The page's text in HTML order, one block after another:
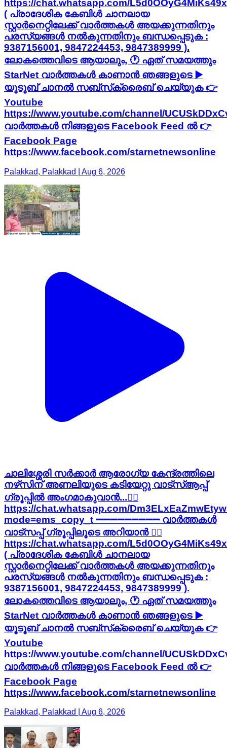
https://chat.whatsapp.com/
( പ്രാദേശിക കേബിൾ ചാനലായ
സ്റ്റാർനെറ്റിലേക്ക് വാർത്തകൾ അയക്കുന്നതിനും
പരസ്യങ്ങൾ നൽകുന്നതിനും ബന്ധപ്പെടുക :
9387156001, 9847224453, 9847389999 ).
ലോകത്തെവിടെ ആയാലും, 🕐 ഏത് സമയത്തും
StarNet വാർത്തകൾ കാണാൻ ഞങ്ങളുടെ ▶
യൂടൂബ് ചാനൽ സബ്‌സ്‌ക്രൈബ് ചെയ്യുക 👉
Youtube
https://www.youtube.com/channel/
വാർത്തകൾ നിങ്ങളുടെ Facebook Feed ൽ 👉
Facebook Page
https://www.facebook.com/starnetnewsonline
Palakkad, Palakkad | Aug 6, 2026
ചാലിശ്ശേരി സർക്കാർ ആരോഗ്യ കേന്ദ്രത്തിലെ
നഴ്‌സിന് അണലിയുടെ കടിയേറ്റു വാട്‌സ്ആപ്പ്
ഗ്രൂപ്പില്‍ അംഗമാകുവാന്‍...👇🏻
https://chat.whatsapp.com/
mode=ems_copy_t ➖➖➖➖➖➖➖➖➖ വാർത്തകൾ
വാട്സപ്പ് ഗ്രൂപ്പിലൂടെ അറിയാൻ 👇🏻
https://chat.whatsapp.com/
( പ്രാദേശിക കേബിൾ ചാനലായ
സ്റ്റാർനെറ്റിലേക്ക് വാർത്തകൾ അയക്കുന്നതിനും
പരസ്യങ്ങൾ നൽകുന്നതിനും ബന്ധപ്പെടുക :
9387156001, 9847224453, 9847389999 ).
ലോകത്തെവിടെ ആയാലും, 🕐 ഏത് സമയത്തും
StarNet വാർത്തകൾ കാണാൻ ഞങ്ങളുടെ ▶
യൂടൂബ് ചാനൽ സബ്‌സ്‌ക്രൈബ് ചെയ്യുക 👉
Youtube
https://www.youtube.com/channel/
വാർത്തകൾ നിങ്ങളുടെ Facebook Feed ൽ 👉
Facebook Page
https://www.facebook.com/starnetnewsonline
Palakkad, Palakkad | Aug 6, 2026